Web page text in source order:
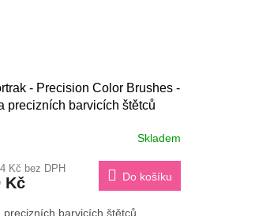
- Precision Color Brushes -
precizních barvicích štětců
Skladem
Kč bez DPH
Kč Do košíku
precizních barvicích štětců